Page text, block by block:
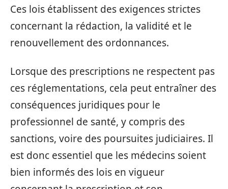
Ces lois établissent des exigences strictes
concernant la rédaction, la validité et le
renouvellement des ordonnances.
Lorsque des prescriptions ne respectent pas
ces réglementations, cela peut entraîner des
conséquences juridiques pour le
professionnel de santé, y compris des
sanctions, voire des poursuites judiciaires. Il
est donc essentiel que les médecins soient
bien informés des lois en vigueur